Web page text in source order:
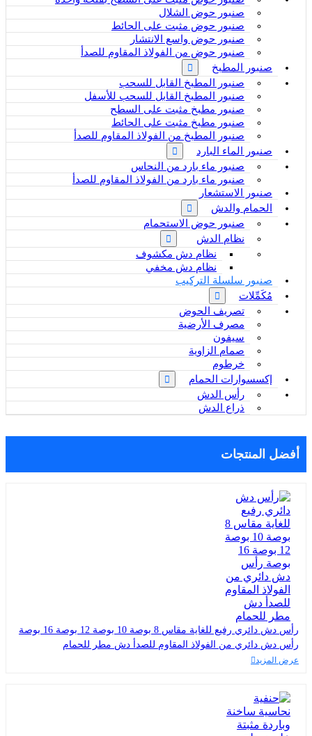
صنبور حوض الشلال
صنبور حوض مثبت على الحائط
صنبور حوض واسع الانتشار
صنبور حوض من الفولاذ المقاوم للصدأ
صنبور المطبخ
صنبور المطبخ القابل للسحب
صنبور المطبخ القابل للسحب للأسفل
صنبور مطبخ مثبت على السطح
صنبور مطبخ مثبت على الحائط
صنبور المطبخ من الفولاذ المقاوم للصدأ
صنبور الماء البارد
صنبور ماء بارد من النحاس
صنبور ماء بارد من الفولاذ المقاوم للصدأ
صنبور الاستشعار
الحمام والدش
صنبور حوض الاستحمام
نظام الدش
نظام دش مكشوف
نظام دش مخفي
صنبور سلسلة التركيب
مُكَمِّلات
تصريف الحوض
مصرف الأرضية
سيفون
صمام الزاوية
خرطوم
إكسسوارات الحمام
رأس الدش
ذراع الدش
أفضل المنتجات
رأس دش دائري رفيع للغاية مقاس 8 بوصة 10 بوصة 12 بوصة 16 بوصة
رأس دش دائري من الفولاذ المقاوم للصدأ دش مطر للحمام
عرض المزيد